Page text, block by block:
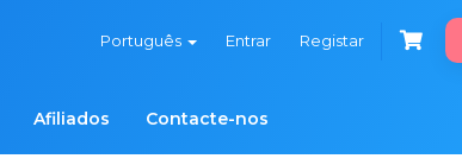
Português Entrar Registar
Afiliados Contacte-nos